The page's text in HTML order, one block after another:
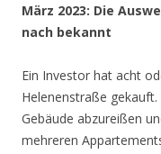
März 2023: Die
nach bekannt
Ein Investor hat acht
Helenenstraße
Gebäude abzureißen
mehreren